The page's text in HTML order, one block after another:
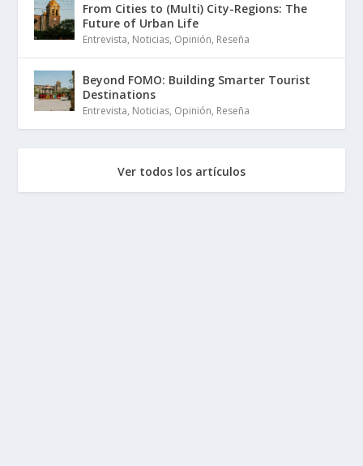
From Cities to (Multi) City-Regions: The
Future of Urban Life
Entrevista, Noticias, Opinión, Reseña
Beyond FOMO: Building Smarter Tourist
Destinations
Entrevista, Noticias, Opinión, Reseña
Ver todos los artículos